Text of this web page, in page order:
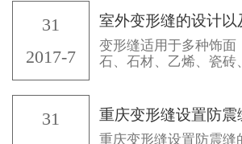
31
2017-7
室外变形缝的设计以
变形缝适用于多种饰面
石、石材、乙烯、瓷砖
31
重庆变形缝设置防震
重庆变形缝设置防震缝